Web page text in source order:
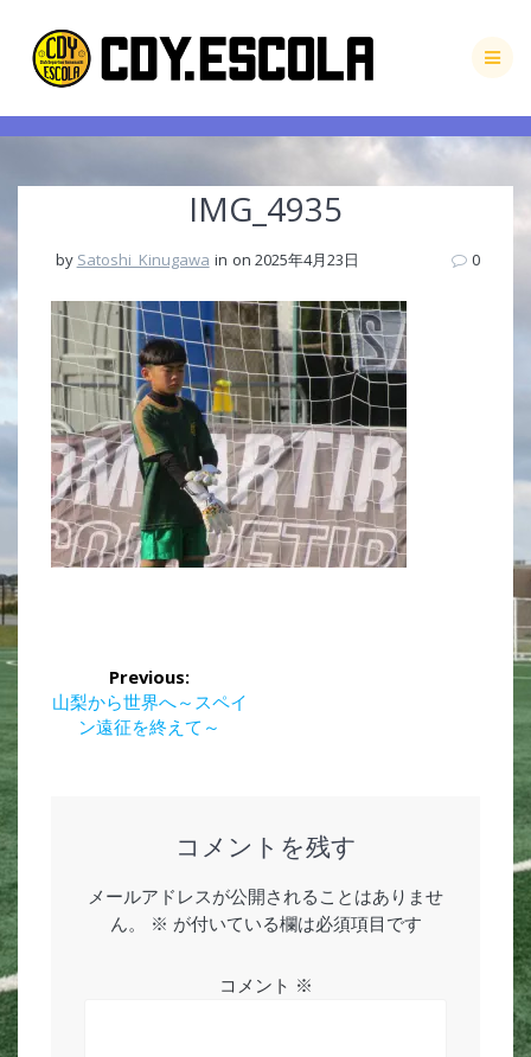
to
content
IMG_4935
by Satoshi_Kinugawa in on 2025年4月23日 0
投
稿
ナ
ゲ
ー
シ
ョ
ン
Previous:
Previous
post:
山梨から世界へ～スペイ
ン遠征を終えて～
コメントを残す
メールアドレスが公開されることはありませ
ん。
※ が付いている欄は必須項目です
コメント ※